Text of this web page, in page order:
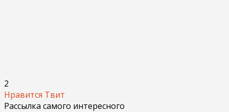
2
Нравится Твит
Рассылка самого интересного